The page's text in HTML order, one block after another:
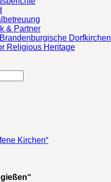
& Partner
Dorfkirchen
Religious Heritage
Kirchen“